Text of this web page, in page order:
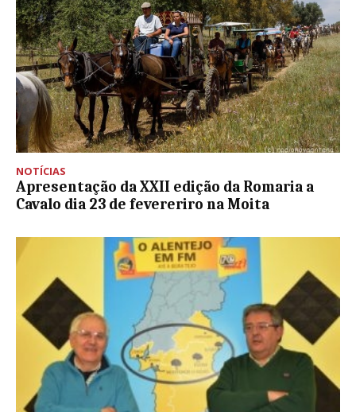
NOTÍCIAS
Apresentação da XXII edição da Romaria a
Cavalo dia 23 de fevereriro na Moita